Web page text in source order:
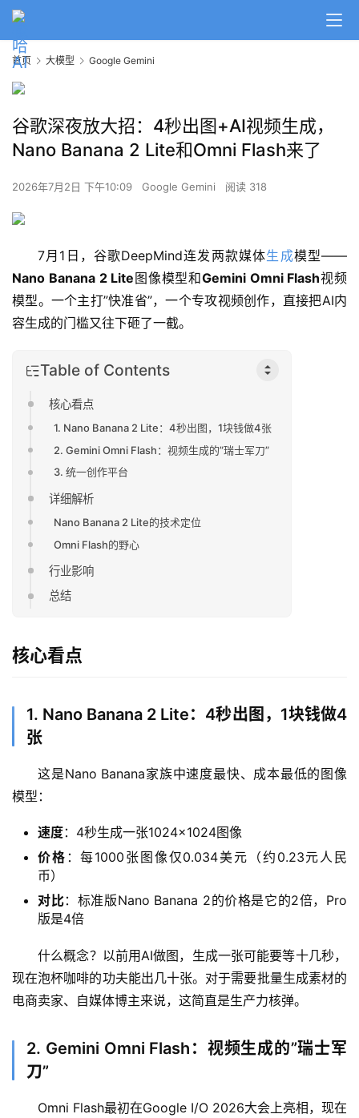
首页 大模型 Google Gemini
谷歌深夜放大招：4秒出图+AI视频生成，
Nano Banana 2 Lite和Omni Flash来了
2026年7月2日 下午10:09 Google Gemini 阅读 318
7月1日，谷歌DeepMind连发两款媒体生成模型——
Nano Banana 2 Lite 图像模型和Gemini Omni Flash视频
模型。一个主打”快准省”，一个专攻视频创作，直接把AI内
容生成的门槛又往下砸了一截。
Table of Contents
核心看点
1. Nano Banana 2 Lite：4秒出图，1块钱做4张
2. Gemini Omni Flash：视频生成的”瑞士军刀”
3. 统一创作平台
详细解析
Nano Banana 2 Lite的技术定位
Omni Flash的野心
行业影响
总结
核心看点
1. Nano Banana 2 Lite：4秒出图，1块钱做4
张
这是Nano Banana家族中速度最快、成本最低的图像
模型：
速度：4秒生成一张1024×1024图像
价格 ：每1000张图像仅0.034美元（约0.23元人民
币）
对比：标准版Nano Banana 2的价格是它的2倍，Pro
版是4倍
什么概念？以前用AI做图，生成一张可能要等十几秒，
现在泡杯咖啡的功夫能出几十张。对于需要批量生成素材的
电商卖家、自媒体博主来说，这简直是生产力核弹。
2. Gemini Omni Flash：视频生成的”瑞士军
刀”
Omni Flash最初在Google I/O 2026大会上亮相，现在